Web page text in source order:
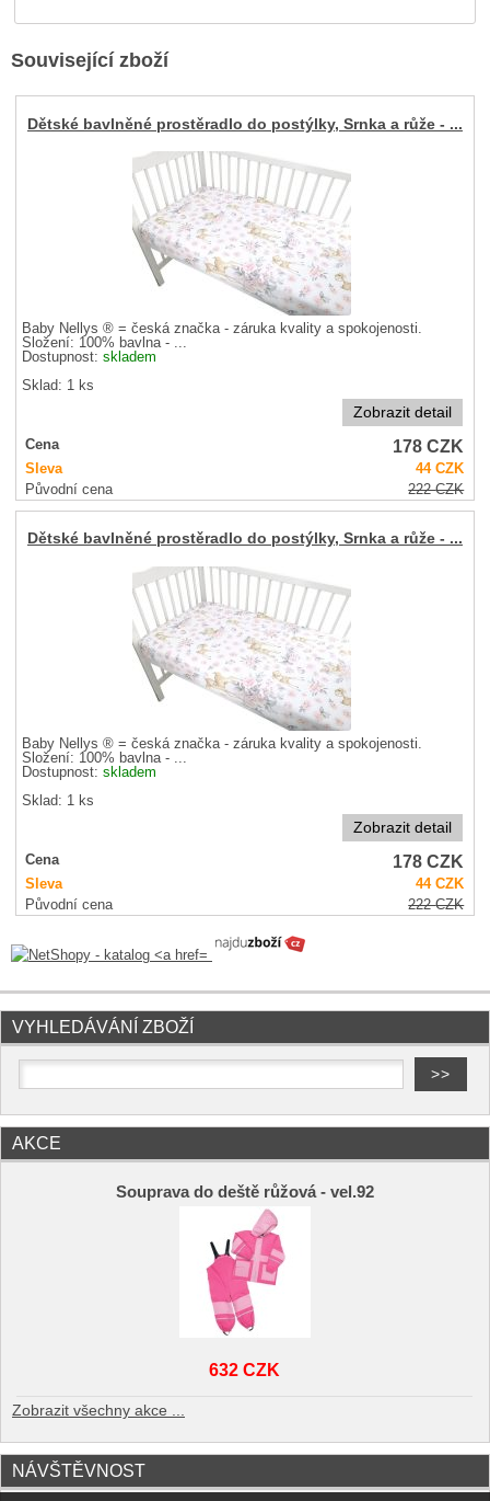
Související zboží
Dětské bavlněné prostěradlo do postýlky, Srnka a růže - ...
Baby Nellys ® = česká značka - záruka kvality a spokojenosti.
Složení: 100% bavlna - ...
Dostupnost:skladem
Sklad: 1 ks
Zobrazit detail
Cena 178CZK
Sleva 44CZK
Původní cena
222CZK
Dětské bavlněné prostěradlo do postýlky, Srnka a růže - ...
Baby Nellys ® = česká značka - záruka kvality a spokojenosti.
Složení: 100% bavlna - ...
Dostupnost:skladem
Sklad: 1 ks
Zobrazit detail
Cena 178CZK
Sleva 44CZK
Původní cena
222CZK
VYHLEDÁVÁNÍ ZBOŽÍ
AKCE
Souprava do deště růžová - vel.92
632 CZK
Zobrazit všechny akce ...
NÁVŠTĚVNOST